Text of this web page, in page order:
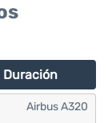
Duración
Airbus A320